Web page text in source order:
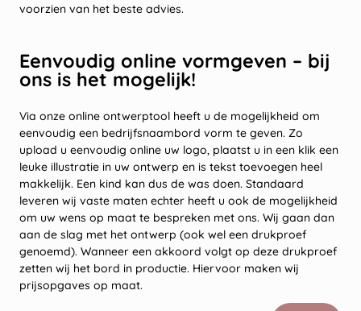
voorzien van het beste advies.
Eenvoudig online vormgeven – bij
ons is het mogelijk!
Via onze online ontwerptool heeft u de mogelijkheid om
eenvoudig een bedrijfsnaambord vorm te geven. Zo
upload u eenvoudig online uw logo, plaatst u in een klik een
leuke illustratie in uw ontwerp en is tekst toevoegen heel
makkelijk. Een kind kan dus de was doen. Standaard
leveren wij vaste maten echter heeft u ook de mogelijkheid
om uw wens op maat te bespreken met ons. Wij gaan dan
aan de slag met het ontwerp (ook wel een drukproef
genoemd). Wanneer een akkoord volgt op deze drukproef
zetten wij het bord in productie. Hiervoor maken wij
prijsopgaves op maat.